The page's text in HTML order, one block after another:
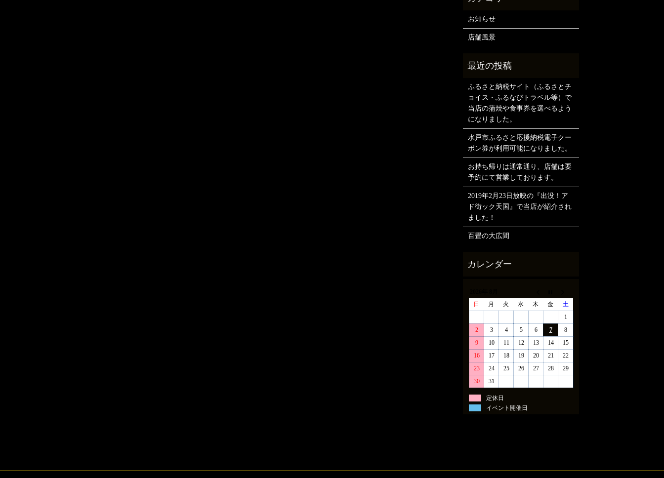
お知らせ
店舗風景
ふるさと納税サイト（ふるさとチ
ョイス・ふるなびトラベル等）で
当店の蒲焼や食事券を選べるよう
になりました。
水戸市ふるさと応援納税電子クー
ポン券が利用可能になりました。
お持ち帰りは通常通り、店舗は要
予約にて営業しております。
2019年2月23日放映の『出没！ア
ド街ック天国』で当店が紹介され
ました！
百畳の大広間
日
月 火 水 木 金
土
1
2
3 4 5 6 7
8
9
10 11 12 13 14
15
16
17 18 19 20 21
22
23
24 25 26 27 28
29
30
31
定休日
イベント開催日